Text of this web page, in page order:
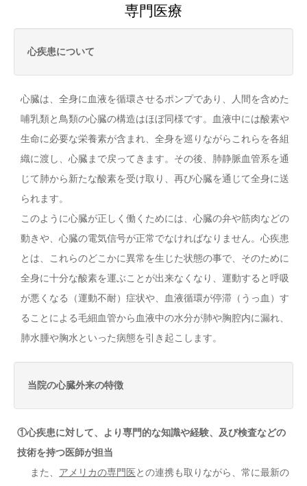
専門医療
心疾患について
心臓は、全身に血液を循環させるポンプであり、人間を含めた
哺乳類と鳥類の心臓の構造はほぼ同様です。血液中には酸素や
生命に必要な栄養素が含まれ、全身を巡りながらこれらを各組
織に渡し、心臓まで戻ってきます。その後、肺静脈血管系を通
じて肺から新たな酸素を受け取り、再び心臓を通じて全身に送
られます。
このように心臓が正しく働くためには、心臓の弁や筋肉などの
動きや、心臓の電気信号が正常でなければなりません。心疾患
とは、これらのどこかに異常を生じた状態の事で、そのために
全身に十分な酸素を運ぶことが出来なくなり、運動すると呼吸
が悪くなる（運動不耐）症状や、血液循環が停滞（うっ血）す
ることによる毛細血管から血液中の水分が肺や胸腔内に漏れ、
肺水腫や胸水といった病態を引き起こします。
当院の心臓外来の特徴
①心疾患に対して、より専門的な知識や経験、及び検査などの
技術を持つ医師が担当
また、 アメリカの専門医との連携も取りながら、常に最新の